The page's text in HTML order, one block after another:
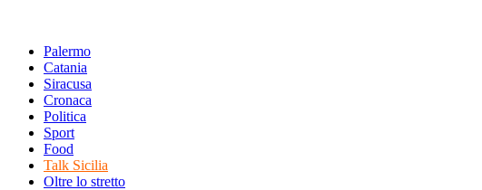
Palermo
Catania
Siracusa
Cronaca
Politica
Sport
Food
Talk Sicilia
Oltre lo stretto